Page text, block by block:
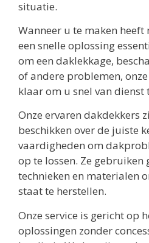
situatie.
Wanneer u te maken
een snelle oplossing
om een daklekkage,
of andere problemen,
klaar om u snel van dienst
Onze ervaren dakdekkers
beschikken over de juiste
vaardigheden om
op te lossen. Ze gebruiken
technieken en materialen
staat te herstellen.
Onze service is gericht op
oplossingen zonder